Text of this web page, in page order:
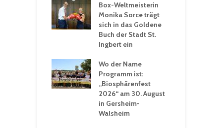
Box-Weltmeisterin
Monika Sorce trägt
sich in das Goldene
Buch der Stadt St.
Ingbert ein
Wo der Name
Programm ist:
„Biosphärenfest
2026“ am 30. August
in Gersheim-
Walsheim